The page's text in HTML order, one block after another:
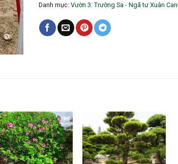
Danh mục: Vườn 3: Trường Sa - Ngã tư Xuân